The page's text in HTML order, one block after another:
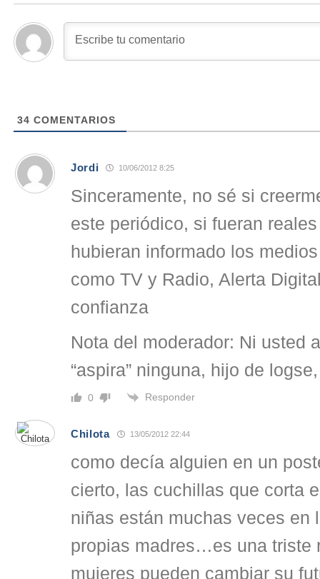
34 COMENTARIOS
Jordi 10/06/2012 8:25
Sinceramente, no sé si
este periódico, si fueran
hubieran informado los
como TV y Radio, Alerta
confianza
Nota del moderador: Ni usted
“aspira” ninguna, hijo de
0 Responder
Chilota 13/05/2012 22:44
como decía alguien en un
cierto, las cuchillas que corta
niñas están muchas veces en
propias madres…es una
mujeres pueden cambiar su